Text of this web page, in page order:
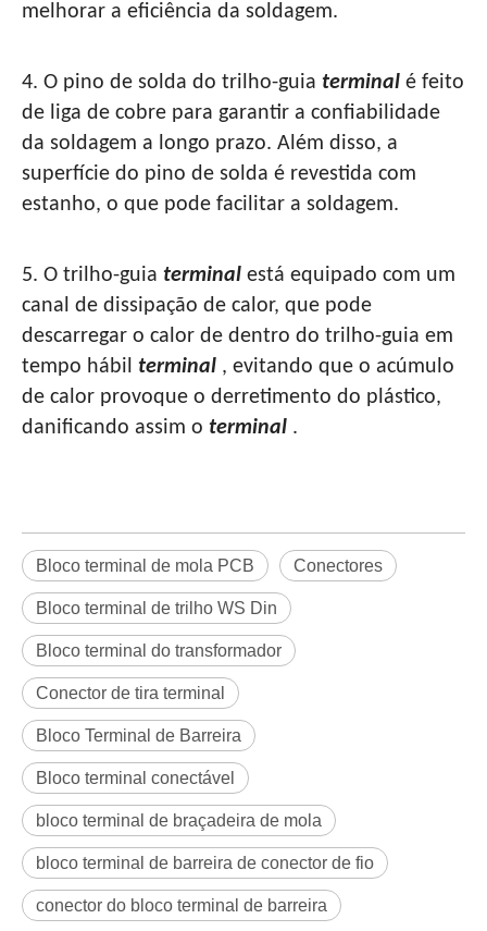
melhorar a eficiência da soldagem.
4. O pino de solda do trilho-guia terminal é feito
de liga de cobre para garantir a confiabilidade
da soldagem a longo prazo. Além disso, a
superfície do pino de solda é revestida com
estanho, o que pode facilitar a soldagem.
5. O trilho-guia terminal está equipado com um
canal de dissipação de calor, que pode
descarregar o calor de dentro do trilho-guia em
tempo hábil terminal , evitando que o acúmulo
de calor provoque o derretimento do plástico,
danificando assim o terminal .
Bloco terminal de mola PCB Conectores
Bloco terminal de trilho WS Din
Bloco terminal do transformador
Conector de tira terminal
Bloco Terminal de Barreira
Bloco terminal conectável
bloco terminal de braçadeira de mola
bloco terminal de barreira de conector de fio
conector do bloco terminal de barreira